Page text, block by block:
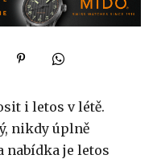
i letos v létě.
nikdy úplně
nabídka je letos